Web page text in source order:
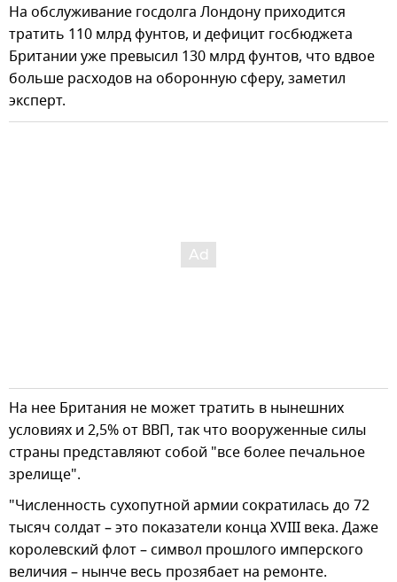
На обслуживание госдолга Лондону приходится
тратить 110 млрд фунтов, и дефицит госбюджета
Британии уже превысил 130 млрд фунтов, что вдвое
больше расходов на оборонную сферу, заметил
эксперт.
На нее Британия не может тратить в нынешних
условиях и 2,5% от ВВП, так что вооруженные силы
страны представляют собой "все более печальное
зрелище".
"Численность сухопутной армии сократилась до 72
тысяч солдат – это показатели конца XVIII века. Даже
королевский флот – символ прошлого имперского
величия – нынче весь прозябает на ремонте.